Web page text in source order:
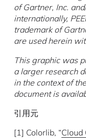
of Gartner, Inc.
internationally,
trademark of
are used herein
This graphic was
a larger research
in the context of
document is
引用元
[1] Colorlib, “Cloud